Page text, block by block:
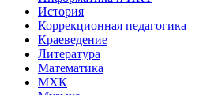
История
Коррекционная педагогика
Краеведение
Литература
Математика
МХК